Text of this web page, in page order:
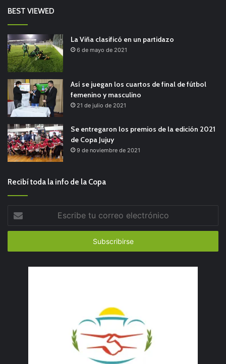
BEST VIEWED
La Viña clasificó en un partidazo
6 de mayo de 2021
Así se juegan los cuartos de final de fútbol
femenino y masculino
21 de julio de 2021
Se entregaron los premios de la edición 2021
de Copa Jujuy
9 de noviembre de 2021
Recibí toda la info de la Copa
correo